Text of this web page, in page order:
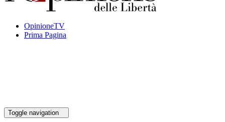
OpinioneTV
Prima Pagina
Toggle navigation